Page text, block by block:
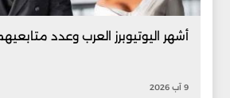
أشهر اليوتيوبرز العرب وعدد
9 آب 2026